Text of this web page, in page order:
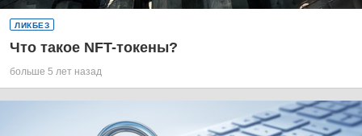
ЛИКБЕЗ
Что такое NFT-токены?
больше 5 лет назад